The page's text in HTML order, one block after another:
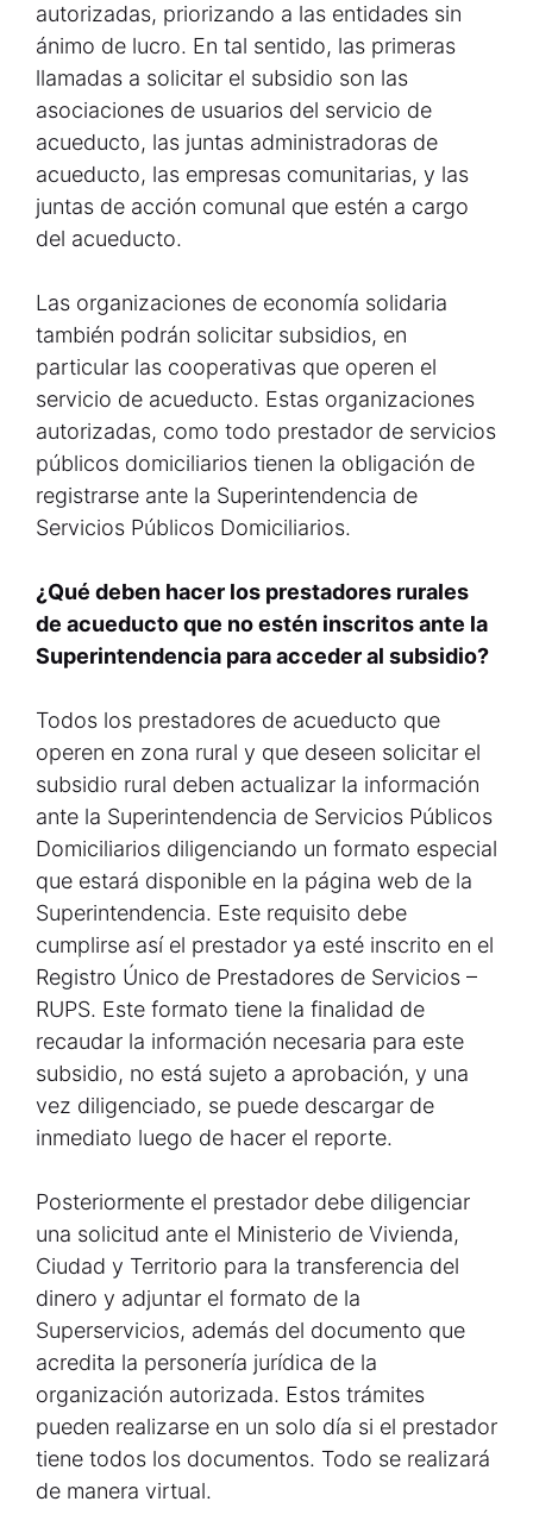
autorizadas, priorizando a las entidades sin
ánimo de lucro. En tal sentido, las primeras
llamadas a solicitar el subsidio son las
asociaciones de usuarios del servicio de
acueducto, las juntas administradoras de
acueducto, las empresas comunitarias, y las
juntas de acción comunal que estén a cargo
del acueducto.
Las organizaciones de economía solidaria
también podrán solicitar subsidios, en
particular las cooperativas que operen el
servicio de acueducto. Estas organizaciones
autorizadas, como todo prestador de servicios
públicos domiciliarios tienen la obligación de
registrarse ante la Superintendencia de
Servicios Públicos Domiciliarios.
¿Qué deben hacer los prestadores rurales
de acueducto que no estén inscritos ante la
Superintendencia para acceder al subsidio?
Todos los prestadores de acueducto que
operen en zona rural y que deseen solicitar el
subsidio rural deben actualizar la información
ante la Superintendencia de Servicios Públicos
Domiciliarios diligenciando un formato especial
que estará disponible en la página web de la
Superintendencia. Este requisito debe
cumplirse así el prestador ya esté inscrito en el
Registro Único de Prestadores de Servicios –
RUPS. Este formato tiene la finalidad de
recaudar la información necesaria para este
subsidio, no está sujeto a aprobación, y una
vez diligenciado, se puede descargar de
inmediato luego de hacer el reporte.
Posteriormente el prestador debe diligenciar
una solicitud ante el Ministerio de Vivienda,
Ciudad y Territorio para la transferencia del
dinero y adjuntar el formato de la
Superservicios, además del documento que
acredita la personería jurídica de la
organización autorizada. Estos trámites
pueden realizarse en un solo día si el prestador
tiene todos los documentos. Todo se realizará
de manera virtual.